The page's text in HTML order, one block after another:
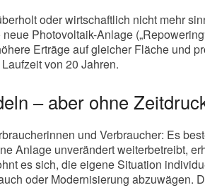
oder wirtschaftlich nicht mehr
Photovoltaik-Anlage
Erträge auf gleicher Fläche und
von 20 Jahren.
– aber ohne
und Verbraucher: Es
Anlage unverändert weiterbetreibt,
es sich, die eigene Situation
oder Modernisierung abzuwägen.